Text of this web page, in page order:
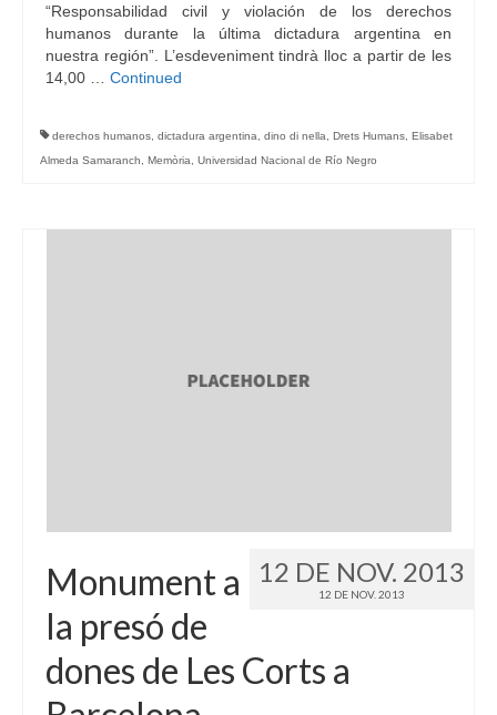
“Responsabilidad civil y violación de los derechos
humanos durante la última dictadura argentina en
nuestra región”. L’esdeveniment tindrà lloc a partir de les
14,00 … Continued
derechos humanos dictadura argentina dino di nella Drets Humans Elisabet
Almeda Samaranch
Memòria Universidad Nacional de Río Negro
12 DE NOV. 2013
12 DE NOV. 2013
Monument a
la presó de
dones de Les Corts a